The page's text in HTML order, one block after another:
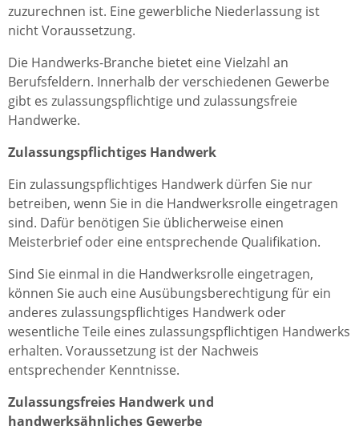
zuzurechnen ist. Eine gewerbliche Niederlassung ist
nicht Voraussetzung.
Die Handwerks-Branche bietet eine Vielzahl an
Berufsfeldern. Innerhalb der verschiedenen Gewerbe
gibt es zulassungspflichtige und zulassungsfreie
Handwerke.
Zulassungspflichtiges Handwerk
Ein zulassungspflichtiges Handwerk dürfen Sie nur
betreiben, wenn Sie in die Handwerksrolle eingetragen
sind. Dafür benötigen Sie üblicherweise einen
Meisterbrief oder eine entsprechende Qualifikation.
Sind Sie einmal in die Handwerksrolle eingetragen,
können Sie auch eine Ausübungsberechtigung für ein
anderes zulassungspflichtiges Handwerk oder
wesentliche Teile eines zulassungspflichtigen Handwerks
erhalten. Voraussetzung ist der Nachweis
entsprechender Kenntnisse.
Zulassungsfreies Handwerk und
handwerksähnliches Gewerbe